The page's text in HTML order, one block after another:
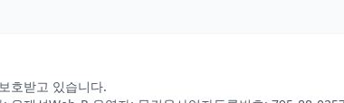
호받고 있습니다.